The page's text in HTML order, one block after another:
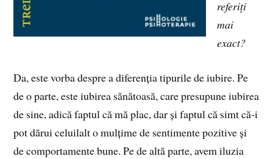
referiți
mai
exact?
Da, este vorba despre a diferenția tipurile de iubire. Pe
de o parte, este iubirea sănătoasă, care presupune iubirea
de sine, adică faptul că mă plac, dar și faptul că simt că-i
pot dărui celuilalt o mulțime de sentimente pozitive și
de comportamente bune. Pe de altă parte, avem iluzia